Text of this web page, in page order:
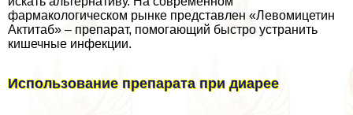
фармакологическом рынке представлен «Левомицетин
Актитаб» – препарат, помогающий быстро устранить
кишечные инфекции.
Использование препарата при диарее